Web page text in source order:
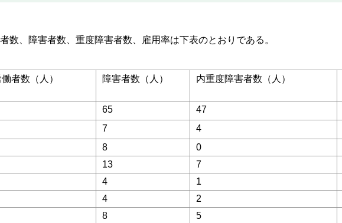
数、障害者数、重度障害者数、雇用率は下表のとおりである。
者数（人） 障害者数（人） 内重度障害者数（人）
65 47
7 4
8 0
13 7
4 1
4 2
8 5